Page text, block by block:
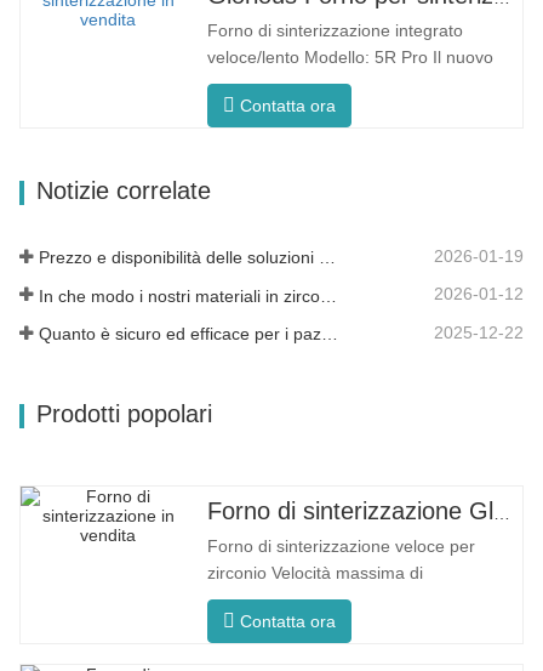
200°C/minuto. Il riscaldamento
circonferenziale a 360° garantisce una
temperatura…
Forno di sinterizzazione integrato
veloce/lento Modello: 5R Pro Il nuovo
forno di sinterizzazione dentale è
progettato appositamente per
efficiente e ti offre un'esperienza
Contatta ora
Notizie correlate
Prezzo e disponibilità delle soluzioni odontoiatriche moderne 2026-01-19
2026-01-12
2025-12-22
Prodotti popolari
Forno di sinterizzazione veloce per
zirconio Velocità massima di
riscaldamento 80°C/min F5 massimo
Processo innovativo Temperatura
Contatta ora